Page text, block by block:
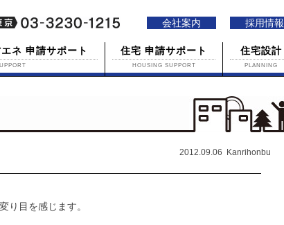
会社案内 採用情報
ネ 申請サポート 住宅 申請サポート
HOUSING SUPPORT
住宅設計
PLANNING
2012.09.06 Kanrihonbu
り目を感じます。